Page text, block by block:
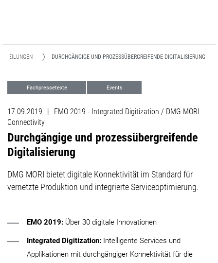
DURCHGÄNGIGE UND PROZESSÜBERGREIFENDE DIGITALISIERUNG
Fachpressetexte Events
17.09.2019 |
EMO 2019 - Integrated Digitization / DMG MORI
Connectivity
Durchgängige und prozessübergreifende
Digitalisierung
DMG MORI bietet digitale Konnektivität im Standard für
vernetzte Produktion und integrierte Serviceoptimierung.
EMO 2019: Über 30 digitale Innovationen
Integrated Digitization: Intelligente Services und
Applikationen mit durchgängiger Konnektivität für die